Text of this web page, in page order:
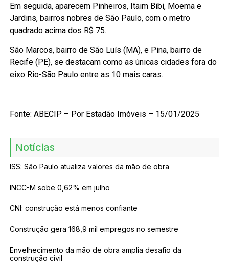
Em seguida, aparecem Pinheiros, Itaim Bibi, Moema e
Jardins, bairros nobres de São Paulo, com o metro
quadrado acima dos R$ 75.
São Marcos, bairro de São Luís (MA), e Pina, bairro de
Recife (PE), se destacam como as únicas cidades fora do
eixo Rio-São Paulo entre as 10 mais caras.
Fonte: ABECIP – Por Estadão Imóveis – 15/01/2025
Notícias
ISS: São Paulo atualiza valores da mão de obra
INCC-M sobe 0,62% em julho
CNI: construção está menos confiante
Construção gera 168,9 mil empregos no semestre
Envelhecimento da mão de obra amplia desafio da
construção civil